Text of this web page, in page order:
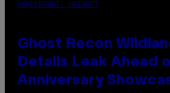
SCREENSHOT: UBISOFT
Ghost Recon
Details Leak Ahead
Anniversary